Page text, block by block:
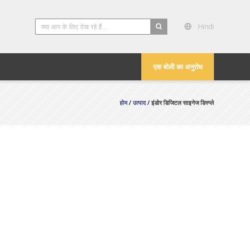
Hindi
एक बोली का अनुरोध
होम/उत्पाद/ इंडोर डिजिटल साइनेज डिस्प्ले